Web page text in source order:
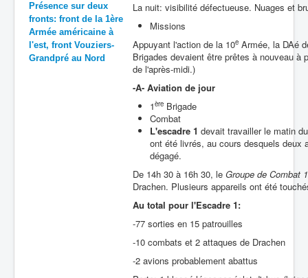
Présence sur deux
fronts: front de la 1ère
Armée américaine à
l'est, front Vouziers-
Grandpré au Nord
La nuit: visibilité défectueuse. Nuages et
Missions
Appuyant l'action de la 10e Armée, la DAé
Brigades devaient être prêtes à nouveau à
de l'après-midi.)
-A- Aviation de jour
1ère Brigade
Combat
L'escadre 1 devait travailler le matin
ont été livrés, au cours desquels deux
dégagé.
De 14h 30 à 16h 30, le Groupe de Combat
Drachen. Plusieurs appareils ont été
Au total pour l'Escadre 1:
-77 sorties en 15 patrouilles
-10 combats et 2 attaques de Drachen
-2 avions probablement abattus